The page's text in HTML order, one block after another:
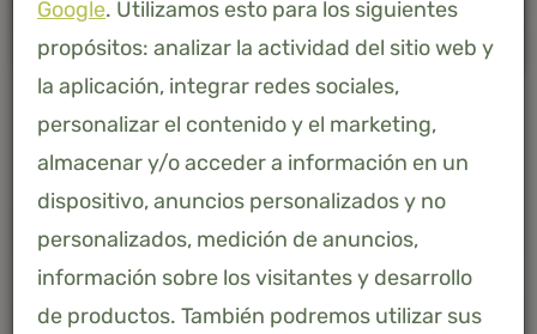
80 X 200
Google. Utilizamos esto para los siguientes
propósitos: analizar la actividad del sitio web y
la aplicación, integrar redes sociales,
personalizar el contenido y el marketing,
almacenar y/o acceder a información en un
dispositivo, anuncios personalizados y no
personalizados, medición de anuncios,
información sobre los visitantes y desarrollo
de productos. También podremos utilizar sus